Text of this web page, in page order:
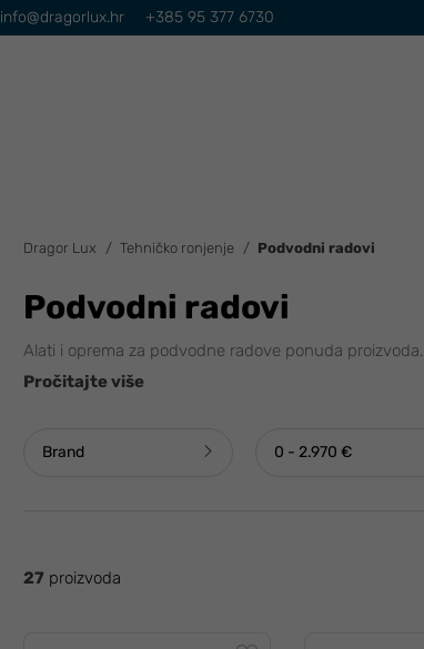
info@dragorlux.hr +385 95 377 6730
Dragor Lux Tehničko ronjenje Podvodni radovi
Podvodni radovi
Alati i oprema za podvodne radove ponuda proizvoda.
Pročitajte više
Brand 0 - 2.970 €
27 proizvoda